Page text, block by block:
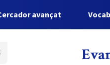
avançat